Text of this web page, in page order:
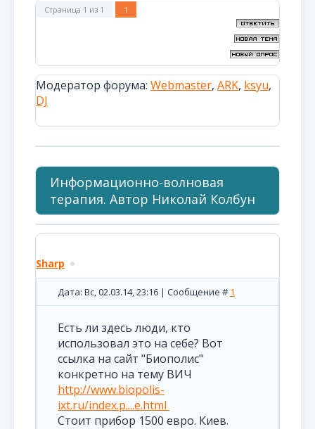
Страница 1 из 1 1
Модератор форума: Webmaster, ARK, ksyu,
DJ
Информационно-волновая
терапия. Автор Николай Колбун
Sharp
Дата: Вс, 02.03.14, 23:16 | Сообщение # 1
Есть ли здесь люди, кто
использовал это на себе? Вот
ссылка на сайт "Биополис"
конкретно на тему ВИЧ
http://www.biopolis-
ixt.ru/index.p....e.html
Стоит прибор 1500 евро. Киев.